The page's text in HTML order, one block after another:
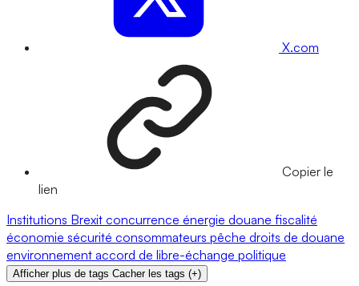
X.com
Copier le
lien
Institutions Brexit concurrence énergie douane fiscalité
économie sécurité consommateurs pêche droits de douane
environnement accord de libre-échange politique
Afficher plus de tags Cacher les tags (+)